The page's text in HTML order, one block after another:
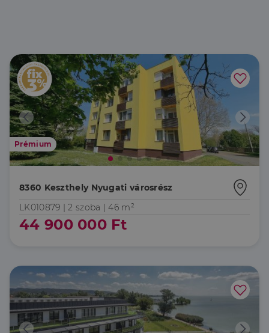
Prémium
8360 Keszthely Nyugati városrész
LK010879 |2 szoba | 46 m²
44 900 000 Ft